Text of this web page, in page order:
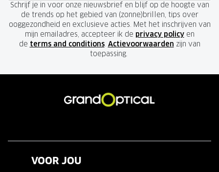
Schrijf je in voor onze nieuwsbrief en blijf op de hoogte van
de trends op het gebied van (zonne)brillen, tips over
ooggezondheid en exclusieve acties. Met het inschrijven van
mijn emailadres, accepteer ik de privacy policyen
de terms and conditions. Actievoorwaarden zijn van
toepassing.
VOOR JOU